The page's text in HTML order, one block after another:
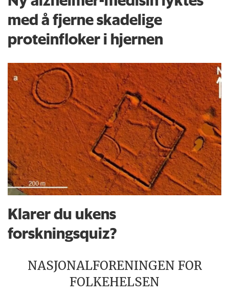
med å fjerne skadelige
proteinfloker i hjernen
Klarer du ukens
forskningsquiz?
NASJONALFORENINGEN FOR
FOLKEHELSEN